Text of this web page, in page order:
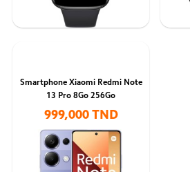
Smartphone Xiaomi Redmi Note
13 Pro 8Go 256Go
999,000 TND